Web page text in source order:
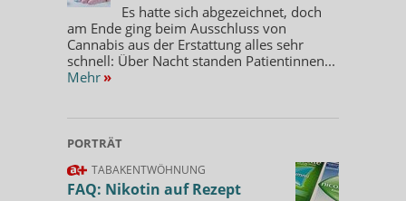
Es hatte sich abgezeichnet, doch
am Ende ging beim Ausschluss von
Cannabis aus der Erstattung alles sehr
schnell: Über Nacht standen Patientinnen...
Mehr »
PORTRÄT
TABAKENTWÖHNUNG
FAQ: Nikotin auf Rezept